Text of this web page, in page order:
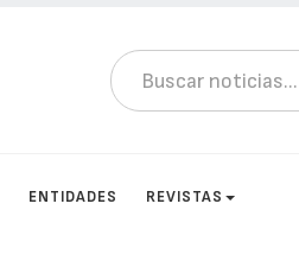
ENTIDADES REVISTAS